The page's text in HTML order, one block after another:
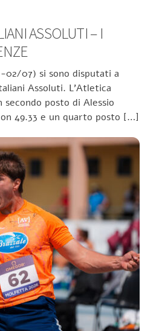
ASSOLUTI – I
02/07) si sono disputati a
Assoluti. L’Atletica
posto di Alessio
49.33 e un quarto posto […]